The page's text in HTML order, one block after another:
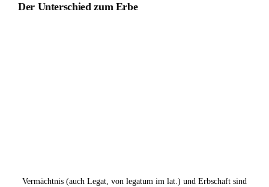
Der Unterschied zum Erbe
Vermächtnis (auch Legat, von legatum im lat.) und Erbschaft sind